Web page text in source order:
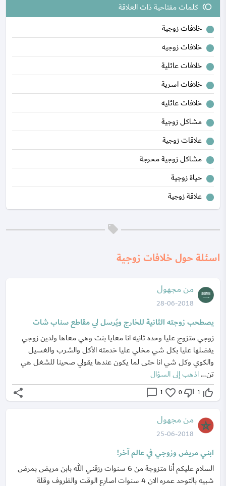
toll كلمات مفتاحية ذات العلاقة
خلافات زوجية
خلافات زوجيه
خلافات عائلية
خلافات اسرية
خلافات عائليه
مشاكل زوجية
علاقات زوجية
مشاكل زوجية محرجة
حياة زوجية
علاقة زوجية
اسئلة حول خلافات زوجية
من مجهول
28-06-2018
يصطحب زوجته الثانية للخارج ويُرسل لي مقاطع سناب شات
زوجي متزوج عليا وحده ثانيه انا معايا بنت وهي معاها ولدين زوجي
يفضلها عليا بكل شي مخلي عليا خدمته الأكل والشرب والغسيل
والكوي وكل شي انا حتى لما يكون عندها يقولي صحينا للشغل هي
تن...اذهب إلى السؤال
thumb_up_off_alt
1
thumb_down_off_alt
0
favorite_border
1
chat_bubble_outline
share
من مجهول
25-06-2018
ابني مريض وزوجي في عالم آخر!
السلام عليكم أنا متزوجة من 6 سنوات رزقني الله بابن مريض بمرض
شبيه بالتوحد عمره الان 4 سنوات اصارع الوقت والظروف وقلة